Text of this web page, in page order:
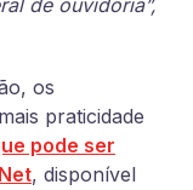
de ouvidoria”,
os
praticidade
pode ser
, disponível